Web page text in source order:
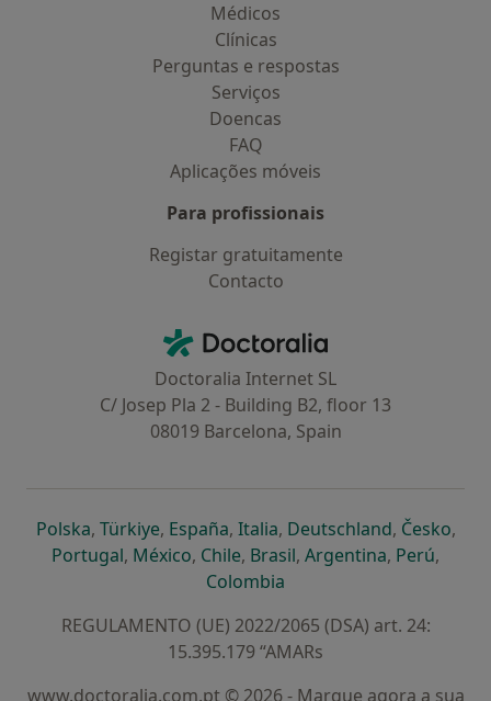
Médicos
Clínicas
Perguntas e respostas
Serviços
Doencas
FAQ
Aplicações móveis
Para profissionais
Registar gratuitamente
Contacto
Doctoralia - Homepage
Doctoralia Internet SL
C/ Josep Pla 2 - Building B2, floor 13
08019 Barcelona, Spain
Polskaabre num novo separador
, Türkiyeabre num novo separador
, Españaabre num novo separador
, Italiaabre num novo
, Deutschlandabre num
, Česko,
Portugalabre num novo separador
, Méxicoabre num novo separador
, Chileabre num novo separador
, Brasilabre num novo
, Argentinaabre num
, Perúabre
,
Colombia
REGULAMENTO (UE) 2022/2065 (DSA) art. 24:
15.395.179 “AMARs
www.doctoralia.com.pt © 2026 - Marque agora a sua